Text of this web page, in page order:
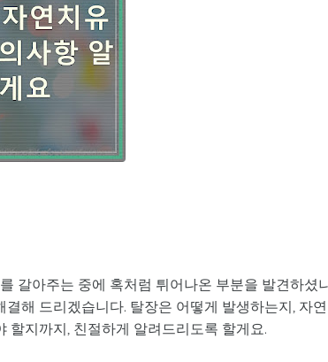
갈아주는 중에 혹처럼 튀어나온 부분을 발견하셨
해 드리겠습니다. 탈장은 어떻게 발생하는지, 자연
할지까지, 친절하게 알려드리도록 할게요.